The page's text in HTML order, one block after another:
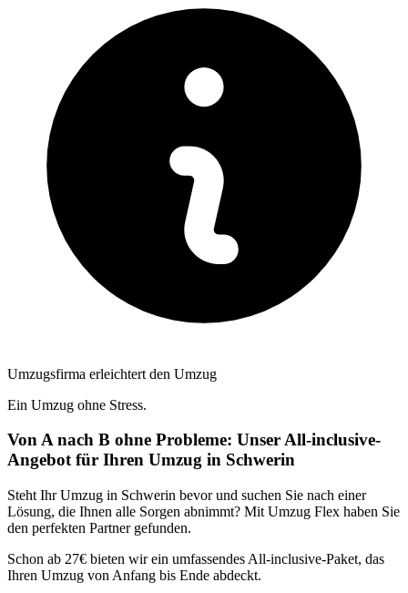
Umzugsfirma erleichtert den Umzug
Ein Umzug ohne Stress.
Von A nach B ohne Probleme: Unser All-inclusive-
Angebot für Ihren Umzug in Schwerin
Steht Ihr Umzug in Schwerin bevor und suchen Sie nach einer
Lösung, die Ihnen alle Sorgen abnimmt? Mit Umzug Flex haben Sie
den perfekten Partner gefunden.
Schon ab 27€ bieten wir ein umfassendes All-inclusive-Paket, das
Ihren Umzug von Anfang bis Ende abdeckt.